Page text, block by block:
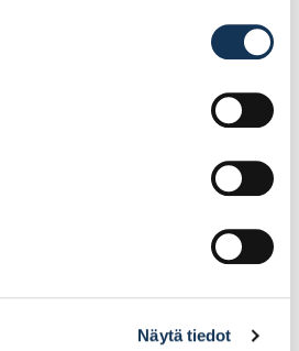
Näytä tiedot
muovi 40x40x2750mm
Lisää tilauskoriin